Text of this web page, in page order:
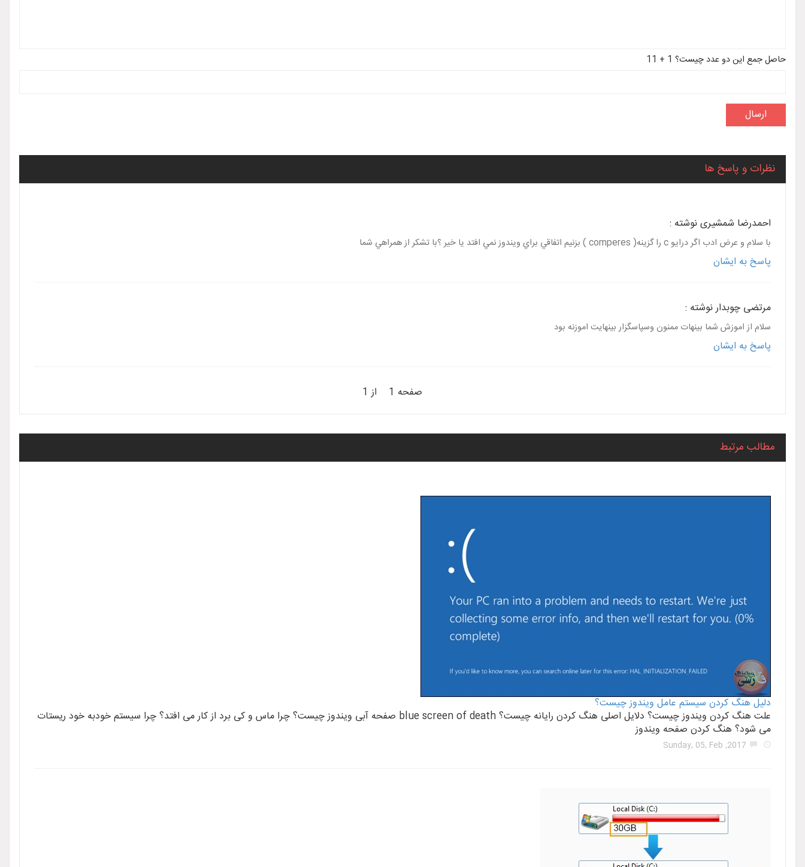
حاصل جمع این دو عدد چیست؟ 1 + 11
نظرات و پاسخ ها
احمدرضا شمشیری نوشته :
با سلام و عرض ادب اگر درايو c را گزينه( comperes ) بزنيم اتفاقي براي ويندوز نمي افتد يا خير ؟با تشكر از همراهي شما
پاسخ به ایشان
مرتضی چوبدار نوشته :
سلام از اموزش شما بینهات ممنون وسپاسگزار بینهایت اموزنه بود
پاسخ به ایشان
صفحه 1 از 1
مطالب مرتبط
دلیل هنگ کردن سیستم عامل ویندوز چیست؟
علت هنگ کردن ویندوز چیست؟ دلایل اصلی هنگ کردن رایانه چیست؟ blue screen of death صفحه آبی ویندوز چیست؟ چرا ماس و کی برد از کار می افتد؟ چرا سیستم خودبه خود ریستات
می شود؟ هنگ کردن صفحه ویندوز
2017, Sunday, 05, Feb